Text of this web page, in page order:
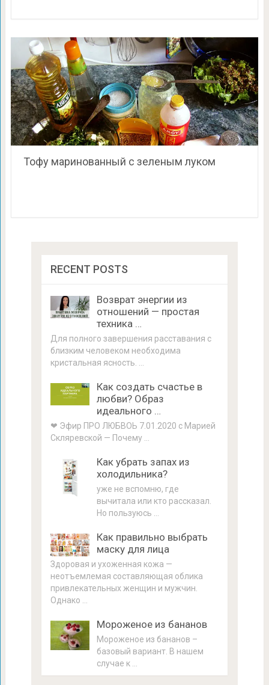
Тофу маринованный с зеленым луком
RECENT POSTS
Возврат энергии из
отношений — простая
техника …
Для полного завершения расставания с
близким человеком необходима
кристальная ясность. …
Как создать счастье в
любви? Образ
идеального …
❤ Эфир ПРО ЛЮБВОЬ 7.01.2020 с Марией
Скляревской — Почему …
Как убрать запах из
холодильника?
уже не вспомню, где
вычитала или кто рассказал.
Но пользуюсь …
Как правильно выбрать
маску для лица
Здоровая и ухоженная кожа —
неотъемлемая составляющая облика
привлекательных женщин и мужчин.
Однако …
Мороженое из бананов
Мороженое из бананов –
базовый вариант. В нашем
случае к …